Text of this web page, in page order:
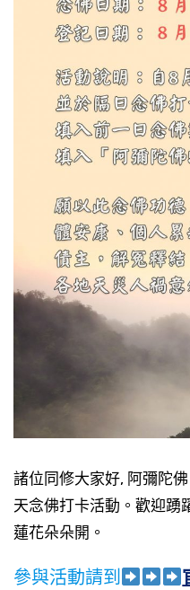
諸位同修大家好, 阿彌陀
天念佛打卡活動。歡迎踴
蓮花朵朵開。
參與活動請到